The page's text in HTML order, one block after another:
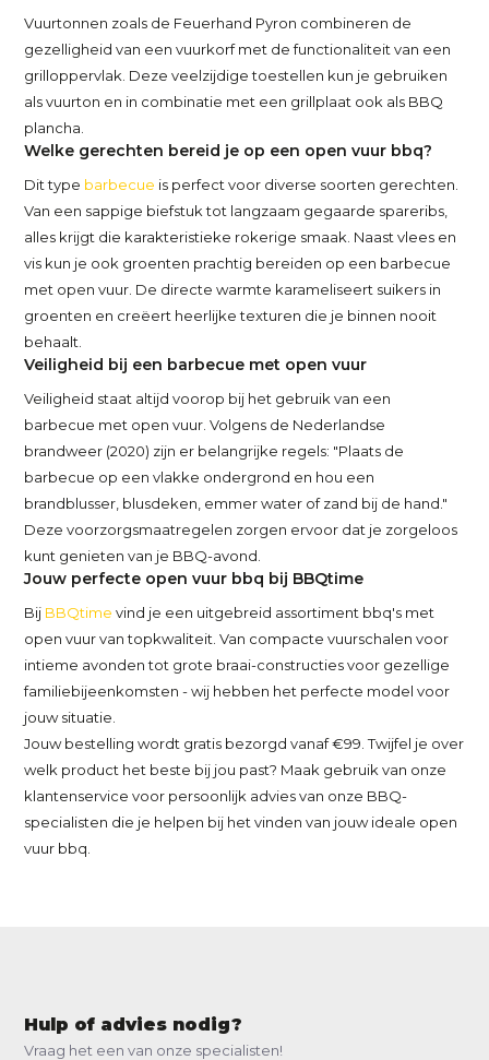
Vuurtonnen zoals de Feuerhand Pyron combineren de
gezelligheid van een vuurkorf met de functionaliteit van een
grilloppervlak. Deze veelzijdige toestellen kun je gebruiken
als vuurton en in combinatie met een grillplaat ook als BBQ
plancha.
Welke gerechten bereid je op een open vuur bbq?
Dit type barbecue is perfect voor diverse soorten gerechten.
Van een sappige biefstuk tot langzaam gegaarde spareribs,
alles krijgt die karakteristieke rokerige smaak. Naast vlees en
vis kun je ook groenten prachtig bereiden op een barbecue
met open vuur. De directe warmte karameliseert suikers in
groenten en creëert heerlijke texturen die je binnen nooit
behaalt.
Veiligheid bij een barbecue met open vuur
Veiligheid staat altijd voorop bij het gebruik van een
barbecue met open vuur. Volgens de Nederlandse
brandweer (2020) zijn er belangrijke regels: "Plaats de
barbecue op een vlakke ondergrond en hou een
brandblusser, blusdeken, emmer water of zand bij de hand."
Deze voorzorgsmaatregelen zorgen ervoor dat je zorgeloos
kunt genieten van je BBQ-avond.
Jouw perfecte open vuur bbq bij BBQtime
Bij BBQtime vind je een uitgebreid assortiment bbq's met
open vuur van topkwaliteit. Van compacte vuurschalen voor
intieme avonden tot grote braai-constructies voor gezellige
familiebijeenkomsten - wij hebben het perfecte model voor
jouw situatie.
Jouw bestelling wordt gratis bezorgd vanaf €99. Twijfel je over
welk product het beste bij jou past? Maak gebruik van onze
klantenservice voor persoonlijk advies van onze BBQ-
specialisten die je helpen bij het vinden van jouw ideale open
vuur bbq.
Hulp of advies nodig?
Vraag het een van onze specialisten!